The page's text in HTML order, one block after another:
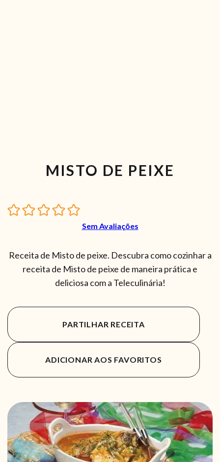
MISTO DE PEIXE
Sem Avaliações
Receita de Misto de peixe. Descubra como cozinhar a
receita de Misto de peixe de maneira prática e
deliciosa com a Teleculinária!
PARTILHAR RECEITA
ADICIONAR AOS FAVORITOS